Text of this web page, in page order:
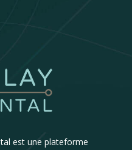
est une plateforme